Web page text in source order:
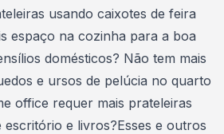
usando caixotes de feira
espaço na cozinha para a boa
domésticos? Não tem mais
e ursos de pelúcia no quarto
office requer mais prateleiras
escritório e livros?Esses e outros